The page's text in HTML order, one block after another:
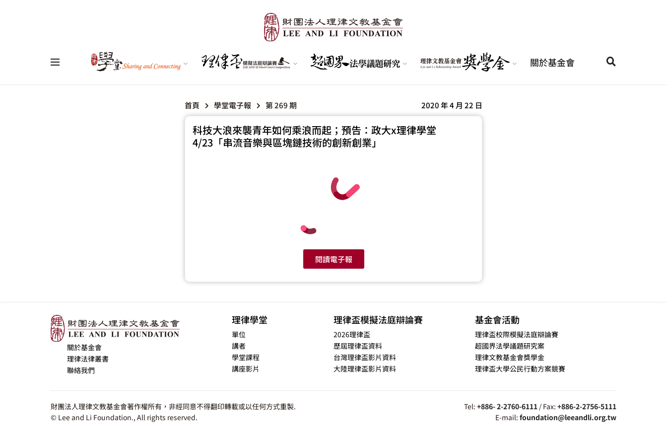
關於基金會
首頁 學堂電子報 第 269 期 2020 年 4 月 22 日
科技大浪來襲青年如何乘浪而起；預告：政大x理律學堂
4/23「串流音樂與區塊鏈技術的創新創業」
閱讀電子報
關於基金會
理律法律叢書
聯絡我們
理律學堂
單位
講者
學堂課程
講座影片
理律盃模擬法庭辯論賽
2026理律盃
歷屆理律盃資料
台灣理律盃影片資料
大陸理律盃影片資料
基金會活動
理律盃校際模擬法庭辯論賽
超國界法學議題研究案
理律文教基金會獎學金
理律盃大學公民行動方案競賽
財團法人理律文教基金會著作權所有，非經同意不得翻印轉載或以任何方式重製.
© Lee and Li Foundation., All rights reserved.
Tel: +886- 2-2760-6111 / Fax: +886-2-2756-5111
E-mail: foundation@leeandli.org.tw